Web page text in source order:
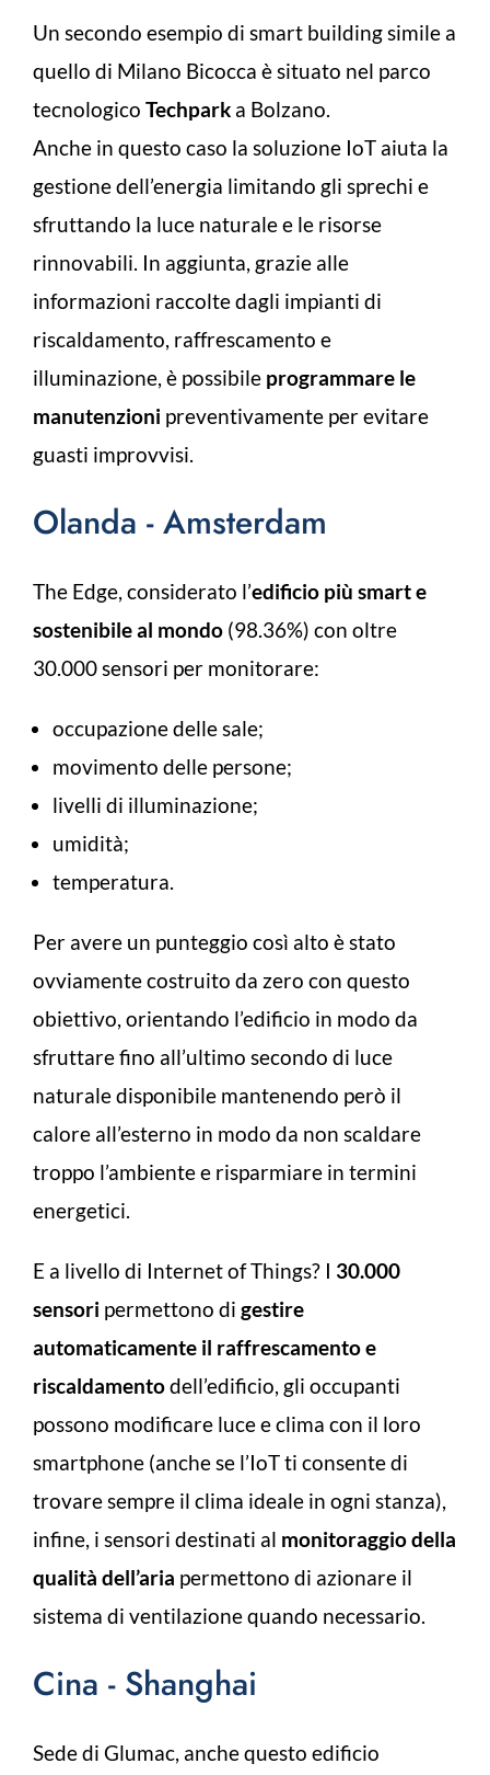
Un secondo esempio di smart building simile a
quello di Milano Bicocca è situato nel parco
tecnologico Techpark a Bolzano.
Anche in questo caso la soluzione IoT aiuta la
gestione dell’energia limitando gli sprechi e
sfruttando la luce naturale e le risorse
rinnovabili. In aggiunta, grazie alle
informazioni raccolte dagli impianti di
riscaldamento, raffrescamento e
illuminazione, è possibile programmare le
manutenzioni preventivamente per evitare
guasti improvvisi.
Olanda - Amsterdam
The Edge, considerato l’edificio più smart e
sostenibileal mondo (98.36%) con oltre
30.000 sensori per monitorare:
occupazione delle sale;
movimento delle persone;
livelli di illuminazione;
umidità;
temperatura.
Per avere un punteggio così alto è stato
ovviamente costruito da zero con questo
obiettivo, orientando l’edificio in modo da
sfruttare fino all’ultimo secondo di luce
naturale disponibile mantenendo però il
calore all’esterno in modo da non scaldare
troppo l’ambiente e risparmiare in termini
energetici.
E a livello di Internet of Things? I 30.000
sensori permettono di gestire
automaticamente il raffrescamento e
riscaldamentodell’edificio, gli occupanti
possono modificare luce e clima con il loro
smartphone (anche se l’IoT ti consente di
trovare sempre il clima ideale in ogni stanza),
infine, i sensori destinati al monitoraggio della
qualità dell’aria permettono di azionare il
sistema di ventilazione quando necessario.
Cina - Shanghai
Sede di Glumac, anche questo edificio